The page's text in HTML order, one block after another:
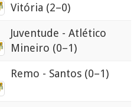
Vitória (2–0)
Juventude - Atlético
Mineiro (0–1)
Remo - Santos (0–1)